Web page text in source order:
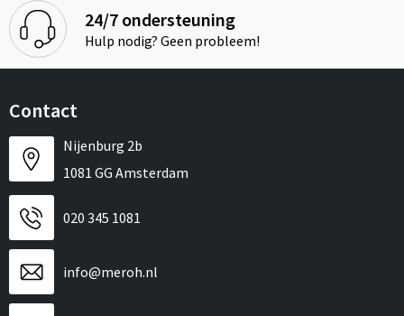
24/7 ondersteuning
Hulp nodig? Geen probleem!
Contact
Nijenburg 2b
1081 GG Amsterdam
020 345 1081
info@meroh.nl